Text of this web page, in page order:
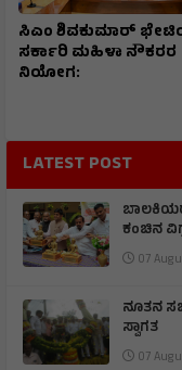
ಸಿಎಂ ಶಿವಕುಮಾರ್‌
ಸರ್ಕಾರಿ ಮಹಿಳಾ ನೌಕರರ
ನಿಯೋಗ:
LATEST POST
ಕಂಚಿನ
07
ನೂತನ
ಸ್ವಾಗತ
07